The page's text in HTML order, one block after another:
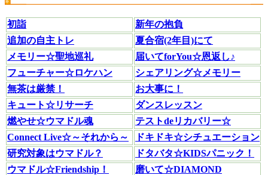
初詣
新年の抱負
追加の自主トレ
夏合宿(2年目)にて
メモリー☆聖地巡礼
届いてforYou☆恩返し♪
フューチャー☆ロケハン
シェアリング☆メモリー
無茶は厳禁！
お大事に！
キュート☆リサーチ
ダンスレッスン
燃やせ☆ウマドル魂
テストdeリカバリー☆
Connect Live☆～それから～
ドキドキ☆シチュエーション
研究対象はウマドル？
ドタバタ☆KIDSパニック！
ウマドル☆Friendship！
磨いて☆DIAMOND